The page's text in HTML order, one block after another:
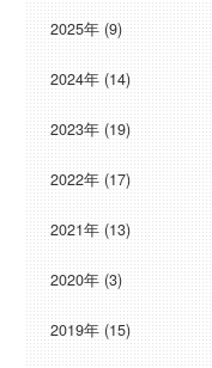
2025年 (9)
2024年 (14)
2023年 (19)
2022年 (17)
2021年 (13)
2020年 (3)
2019年 (15)